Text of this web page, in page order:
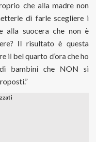
che alla madre non
di farle scegliere i
alla suocera che non è
Il risultato è questa
il bel quarto d’ora che ho
bambini che NON si